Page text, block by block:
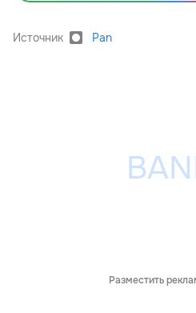
Источник Pan
Разместить